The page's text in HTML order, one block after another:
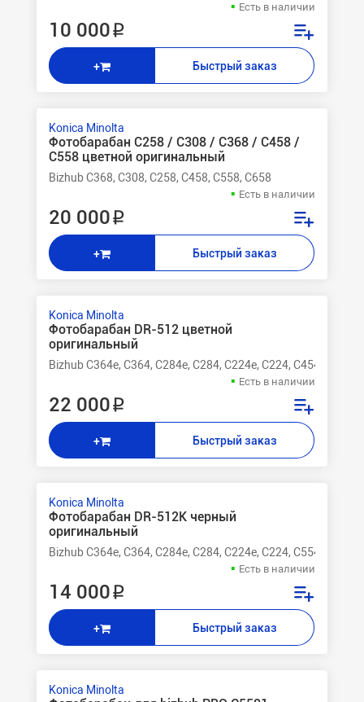
Есть в наличии
10 000 ₽
+ Быстрый заказ
Konica Minolta
Фотобарабан C258 / C308 / C368 / C458 /
C558 цветной оригинальный
Bizhub C368, C308, C258, C458, C558, C658
Есть в наличии
20 000 ₽
+ Быстрый заказ
Konica Minolta
Фотобарабан DR-512 цветной
оригинальный
Bizhub C364e, C364, C284e, C284, C224e, C224, C454e, C454
Есть в наличии
22 000 ₽
+ Быстрый заказ
Konica Minolta
Фотобарабан DR-512K черный
оригинальный
Bizhub C364e, C364, C284e, C284, C224e, C224, C554, C454e,
Есть в наличии
14 000 ₽
+ Быстрый заказ
Konica Minolta